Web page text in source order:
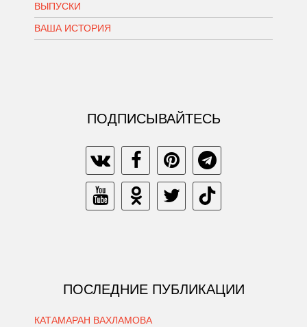
ВЫПУСКИ
ВАША ИСТОРИЯ
ПОДПИСЫВАЙТЕСЬ
ПОСЛЕДНИЕ ПУБЛИКАЦИИ
КАТАМАРАН ВАХЛАМОВА